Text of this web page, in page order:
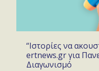
“Ιστορίες να
ertnews.gr για
Διαγωνισμό